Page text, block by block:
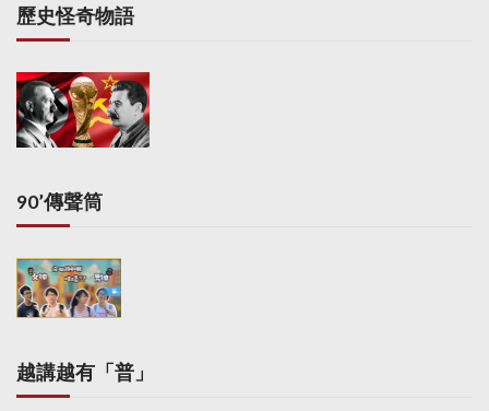
歷史怪奇物語
90’傳聲筒
越講越有「普」